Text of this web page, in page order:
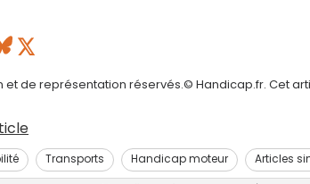
de représentation réservés.© Handicap.fr. Cet
Transports Handicap moteur Articles